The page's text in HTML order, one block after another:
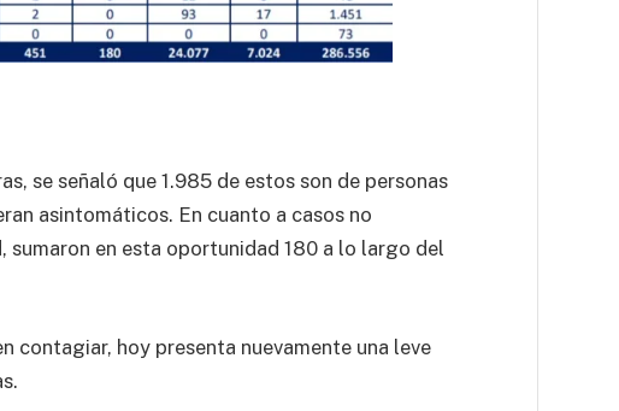
se señaló que 1.985 de estos son de personas
asintomáticos. En cuanto a casos no
en esta oportunidad 180 a lo largo del
contagiar, hoy presenta nuevamente una leve